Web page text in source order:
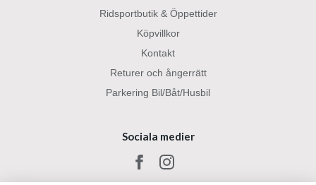
Ridsportbutik & Öppettider
Köpvillkor
Kontakt
Returer och ångerrätt
Parkering Bil/Båt/Husbil
Sociala medier